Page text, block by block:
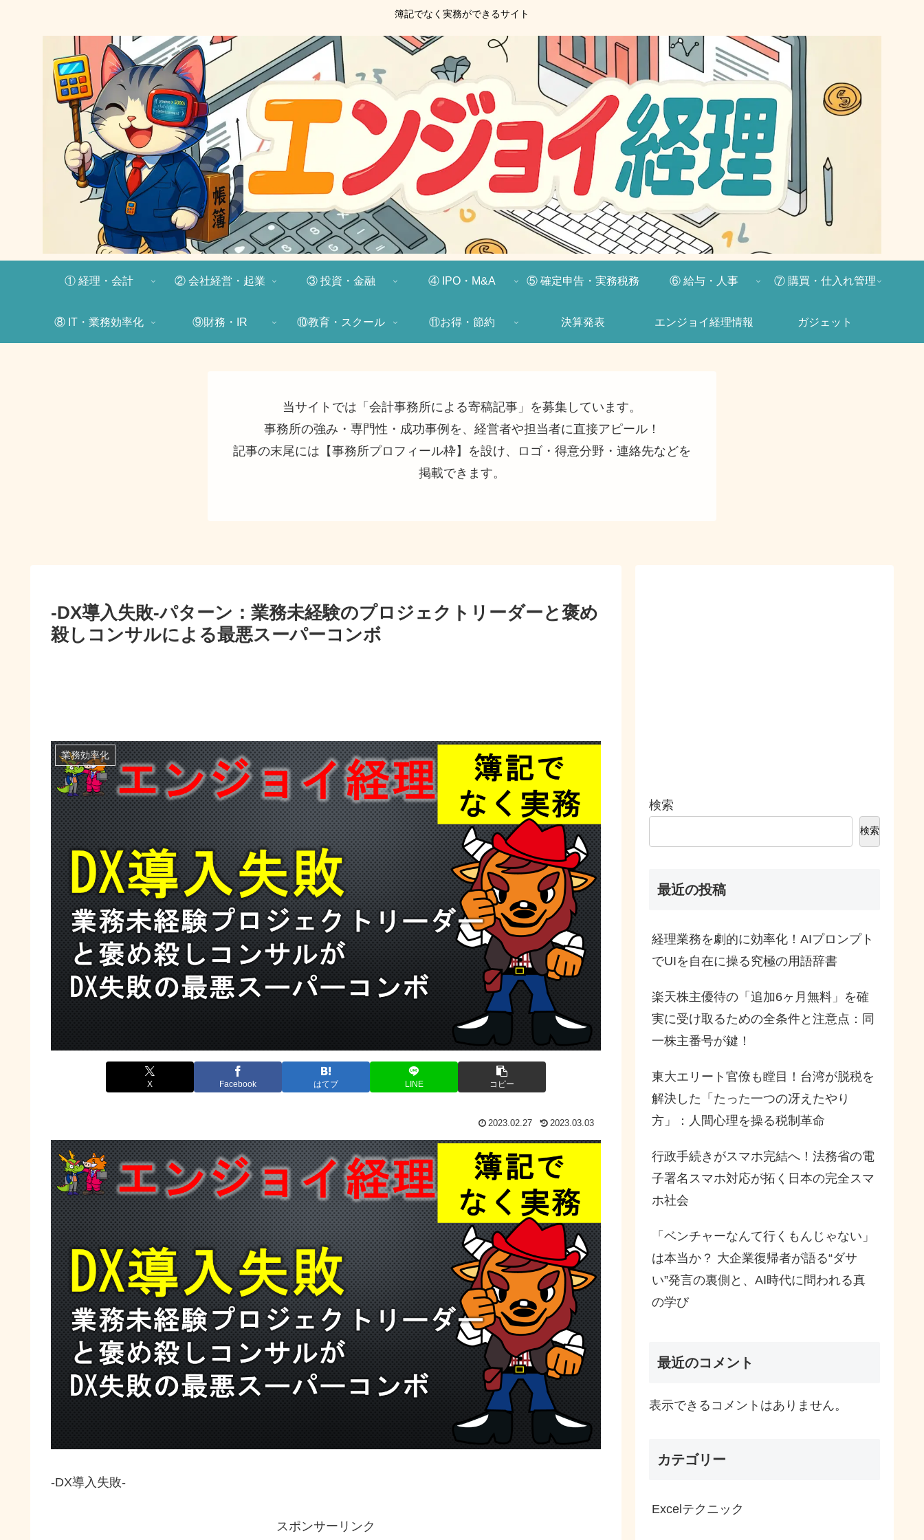
簿記でなく実務ができるサイト
① 経理・会計 ② 会社経営・起業 ③ 投資・金融 ④ IPO・M&A ⑤ 確定申告・実務税務 ⑥ 給与・人事 ⑦ 購買・仕入れ管理
⑧ IT・業務効率化 ⑨財務・IR ⑩教育・スクール ⑪お得・節約 決算発表 エンジョイ経理情報 ガジェット
当サイトでは「会計事務所による寄稿記事」を募集しています。
事務所の強み・専門性・成功事例を、経営者や担当者に直接アピール！
記事の末尾には【事務所プロフィール枠】を設け、ロゴ・得意分野・連絡先などを
掲載できます。
-DX導入失敗-パターン：業務未経験のプロジェクトリーダーと褒め
殺しコンサルによる最悪スーパーコンボ
業務効率化
X Facebook はてブ LINE コピー
2023.02.27 2023.03.03
-DX導入失敗-
スポンサーリンク
検索
検索
最近の投稿
経理業務を劇的に効率化！AIプロンプト
でUIを自在に操る究極の用語辞書
楽天株主優待の「追加6ヶ月無料」を確
実に受け取るための全条件と注意点：同
一株主番号が鍵！
東大エリート官僚も瞠目！台湾が脱税を
解決した「たった一つの冴えたやり
方」：人間心理を操る税制革命
行政手続きがスマホ完結へ！法務省の電
子署名スマホ対応が拓く日本の完全スマ
ホ社会
「ベンチャーなんて行くもんじゃない」
は本当か？ 大企業復帰者が語る“ダサ
い”発言の裏側と、AI時代に問われる真
の学び
最近のコメント
表示できるコメントはありません。
カテゴリー
Excelテクニック